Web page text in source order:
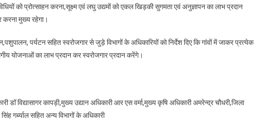
को प्रोत्साहन करना,सूक्ष्म एवं लघु उद्यमों को एकल खिड़की सुगमता एवं अनुज्ञापन का लाभ प्रदान
करना मुख्य रहेगा।
पर्यटन सहित स्वरोजगार से जुड़े विभागों के अधिकारियों को निर्देश दिए कि गांवों में जाकर प्रत्येक
योजनाओं का लाभ प्रदान कर स्वरोजगार प्रदान करेंगे।
विद्यासागर कापड़ी,मुख्य उद्यान अधिकारी आर एस वर्मा,मुख्य कृषि अधिकारी अमरेन्द्र चौधरी,जिला
गर्ब्याल सहित अन्य विभागों के अधिकारी